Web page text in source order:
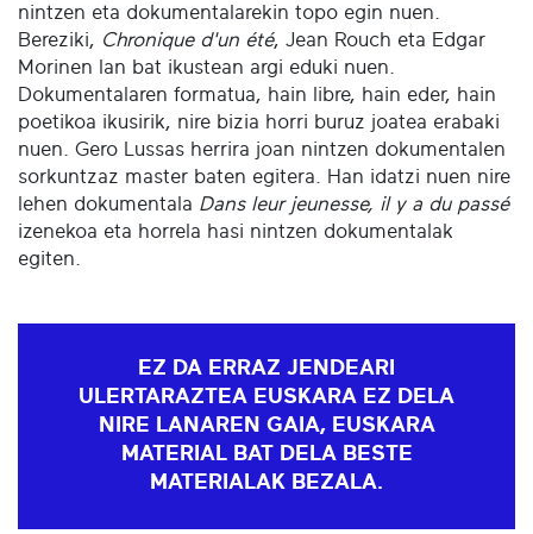
nintzen eta dokumentalarekin topo egin nuen.
Bereziki, Chronique d'un été, Jean Rouch eta Edgar
Morinen lan bat ikustean argi eduki nuen.
Dokumentalaren formatua, hain libre, hain eder, hain
poetikoa ikusirik, nire bizia horri buruz joatea erabaki
nuen. Gero Lussas herrira joan nintzen dokumentalen
sorkuntzaz master baten egitera. Han idatzi nuen nire
lehen dokumentala Dans leur jeunesse, il y a du passé
izenekoa eta horrela hasi nintzen dokumentalak
egiten.
EZ DA ERRAZ JENDEARI
ULERTARAZTEA EUSKARA EZ DELA
NIRE LANAREN GAIA, EUSKARA
MATERIAL BAT DELA BESTE
MATERIALAK BEZALA.